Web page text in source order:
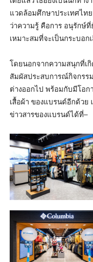
แวดล้อมศึกษาประเทศไท
ว่าความรู้ คือการ อนุรักษ์
เหมาะสมที่จะเป็นกระบอ
โดยนอกจากความสนุกที่เ
สัมผัสประสบการณ์กิจกรร
ต่างออกไป พร้อมกับมีโอก
เสื้อผ้า ของแบรนด์อีกด้ว
ข่าวสารของแบรนด์ได้ที่